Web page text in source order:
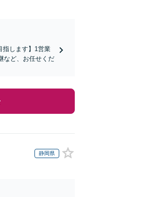
指します】1営業
など、お任せくだ
静岡県